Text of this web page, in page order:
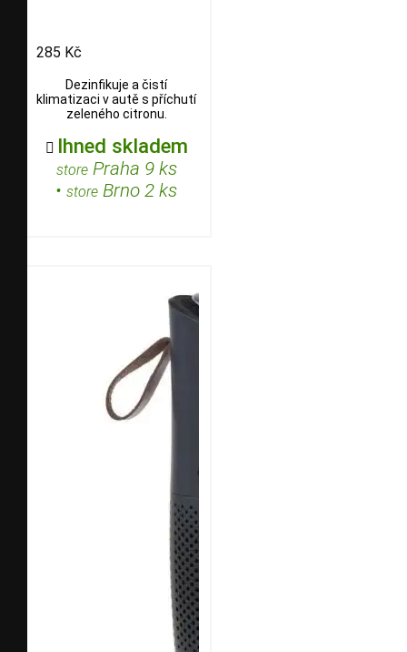
285 Kč
Dezinfikuje a čistí
klimatizaci v autě s příchutí
zeleného citronu.
 Ihned skladem
storePraha 9 ks
• store Brno 2 ks